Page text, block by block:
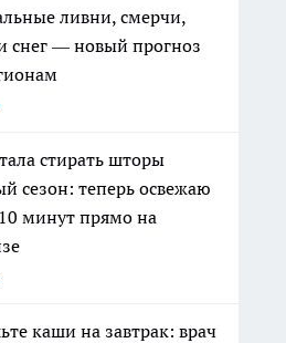
ливни, смерчи,
снег — новый прогноз
стирать шторы
сезон: теперь освежаю
минут прямо на
каши на завтрак: врач